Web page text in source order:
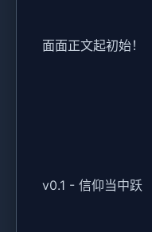
面面正文起初始！
v0.1 - 信仰当中跃